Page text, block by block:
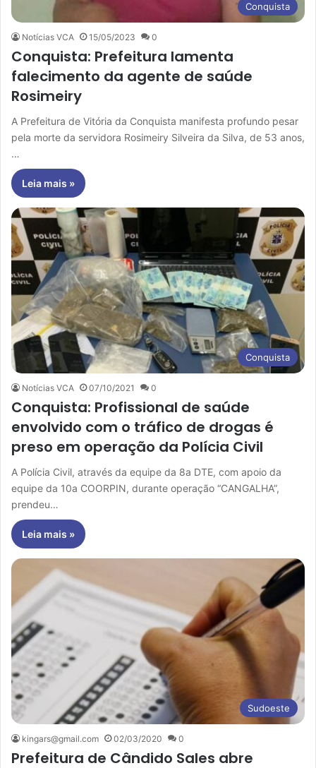
Conquista
Notícias VCA 15/05/2023 0
Conquista: Prefeitura lamenta
falecimento da agente de saúde
Rosimeiry
A Prefeitura de Vitória da Conquista manifesta profundo pesar
pela morte da servidora Rosimeiry Silveira da Silva, de 53 anos,
…
Leia mais »
Conquista
Notícias VCA 07/10/2021 0
Conquista: Profissional de saúde
envolvido com o tráfico de drogas é
preso em operação da Polícia Civil
A Polícia Civil, através da equipe da 8a DTE, com apoio da
equipe da 10a COORPIN, durante operação “CANGALHA”,
prendeu…
Leia mais »
Sudoeste
kingars@gmail.com 02/03/2020 0
Prefeitura de Cândido Sales abre